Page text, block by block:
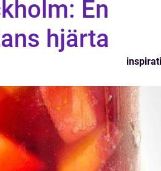
En
hjärta